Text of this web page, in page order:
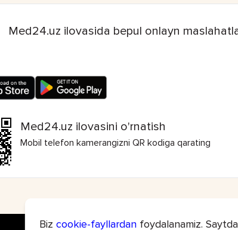
Med24.uz ilovasida bepul onlayn
Med24.uz ilovasini o'rnatish
Mobil telefon kamerangizni QR kodiga qarating
Biz cookie-fayllardanfoydalanamiz.